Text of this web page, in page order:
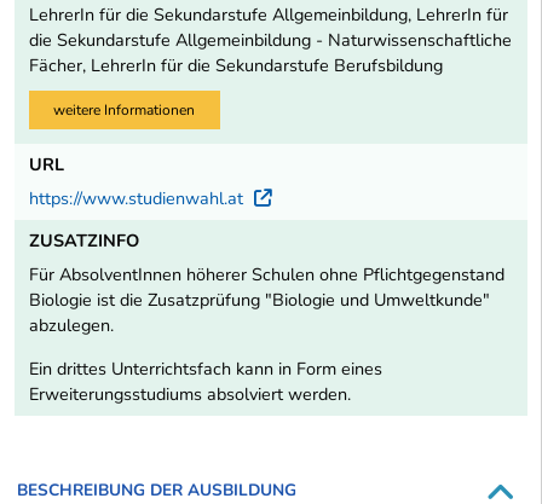
LehrerIn für die Sekundarstufe Allgemeinbildung, LehrerIn für
die Sekundarstufe Allgemeinbildung - Naturwissenschaftliche
Fächer, LehrerIn für die Sekundarstufe Berufsbildung
weitere Informationen
URL
https://www.studienwahl.at
Externer Link
ZUSATZINFO
Für AbsolventInnen höherer Schulen ohne Pflichtgegenstand
Biologie ist die Zusatzprüfung "Biologie und Umweltkunde"
abzulegen.
Ein drittes Unterrichtsfach kann in Form eines
Erweiterungsstudiums absolviert werden.
BESCHREIBUNG DER AUSBILDUNG